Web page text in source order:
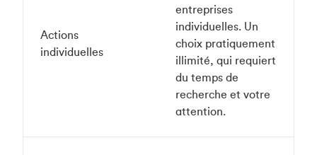
Actions
individuelles
entreprises
individuelles. Un
choix pratiquement
illimité, qui requiert
du temps de
recherche et votre
attention.